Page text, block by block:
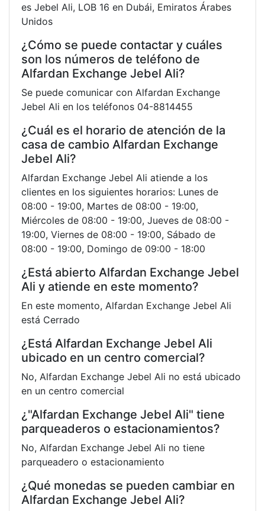
es Jebel Ali, LOB 16 en Dubái, Emiratos Árabes
Unidos
¿Cómo se puede contactar y cuáles
son los números de teléfono de
Alfardan Exchange Jebel Ali?
Se puede comunicar con Alfardan Exchange
Jebel Ali en los teléfonos 04-8814455
¿Cuál es el horario de atención de la
casa de cambio Alfardan Exchange
Jebel Ali?
Alfardan Exchange Jebel Ali atiende a los
clientes en los siguientes horarios: Lunes de
08:00 - 19:00, Martes de 08:00 - 19:00,
Miércoles de 08:00 - 19:00, Jueves de 08:00 -
19:00, Viernes de 08:00 - 19:00, Sábado de
08:00 - 19:00, Domingo de 09:00 - 18:00
¿Está abierto Alfardan Exchange Jebel
Ali y atiende en este momento?
En este momento, Alfardan Exchange Jebel Ali
está Cerrado
¿Está Alfardan Exchange Jebel Ali
ubicado en un centro comercial?
No, Alfardan Exchange Jebel Ali no está ubicado
en un centro comercial
¿"Alfardan Exchange Jebel Ali" tiene
parqueaderos o estacionamientos?
No, Alfardan Exchange Jebel Ali no tiene
parqueadero o estacionamiento
¿Qué monedas se pueden cambiar en
Alfardan Exchange Jebel Ali?